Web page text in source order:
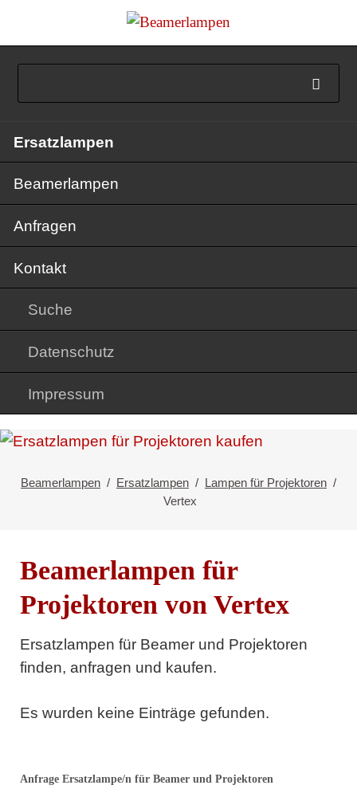
überspringen
Ersatzlampen
Beamerlampen
Anfragen
Kontakt
Suche
Datenschutz
Impressum
Beamerlampen Ersatzlampen
Lampen für Projektoren
Vertex
Beamerlampen für
Projektoren von Vertex
Ersatzlampen für Beamer und Projektoren
finden, anfragen und kaufen.
Es wurden keine Einträge gefunden.
Anfrage Ersatzlampe/n für Beamer und Projektoren